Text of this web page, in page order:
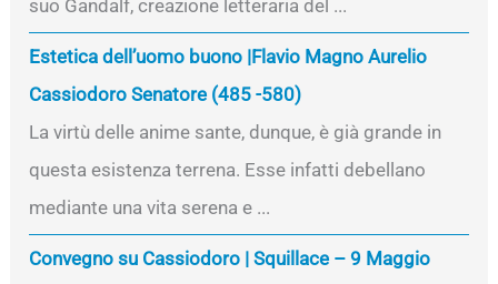
suo Gandalf, creazione letteraria del ...
Estetica dell’uomo buono |Flavio Magno Aurelio
Cassiodoro Senatore (485 -580)
La virtù delle anime sante, dunque, è già grande in
questa esistenza terrena. Esse infatti debellano
mediante una vita serena e ...
Convegno su Cassiodoro | Squillace – 9 Maggio